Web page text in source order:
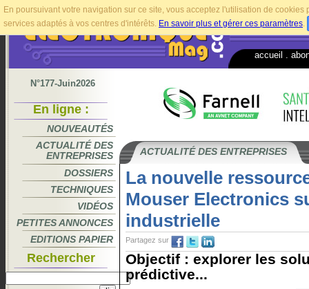
En poursuivant votre navigation sur ce site, vous acceptez l'utilisation de
services adaptés à vos centres d'intérêts. En savoir plus et gérer ces paramètres.
accueil
N°177-Juin2026
En ligne :
NOUVEAUTÉS
ACTUALITÉ DES
ENTREPRISES
DOSSIERS
TECHNIQUES
VIDÉOS
PETITES ANNONCES
EDITIONS PAPIER
Rechercher
ACTUALITÉ DES ENTREPRISES
La nouvelle
Mouser Electronics
industrielle
Partagez sur
Objectif : explorer les
prédictive...